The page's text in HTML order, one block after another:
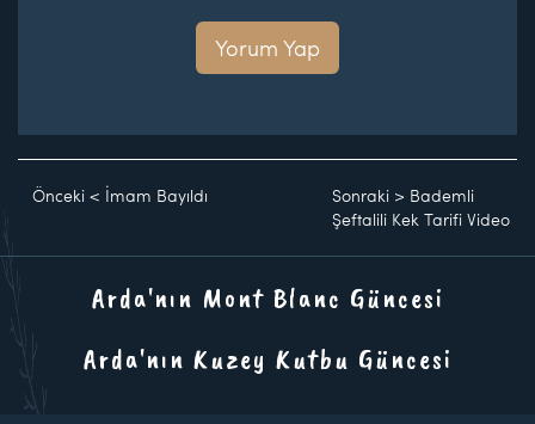
Yorum Yap
Önceki < İmam Bayıldı Sonraki > Bademli
Şeftalili Kek Tarifi Video
Arda'nın Mont Blanc Güncesi
Arda'nın Kuzey Kutbu Güncesi